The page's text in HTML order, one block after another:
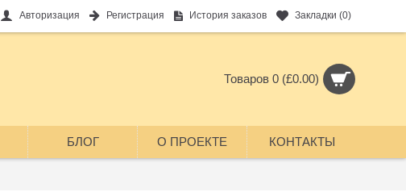
Авторизация Регистрация История заказов Закладки (0)
Товаров 0 (£0.00)
БЛОГ О ПРОЕКТЕ КОНТАКТЫ